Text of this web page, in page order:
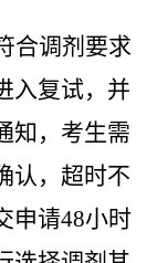
合调剂要求
入复试，并
知，考生需
认，超时不
申请48小时